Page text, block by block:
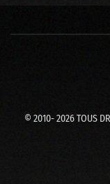
© 2010-2026TOUS